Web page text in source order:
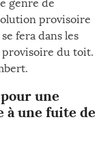
genre de
provisoire
fera dans les
provisoire du toit.
une
à une fuite de